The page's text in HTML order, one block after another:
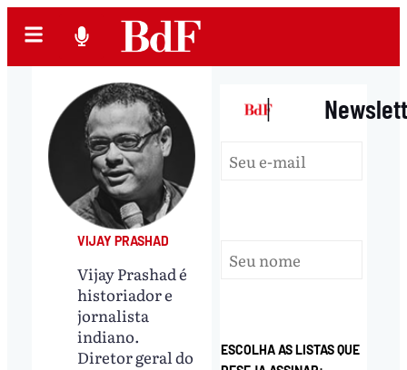
VIJAY PRASHAD
Vijay Prashad é
historiador e
jornalista
indiano.
Diretor geral do
|
ESCOLHA AS LISTAS QUE